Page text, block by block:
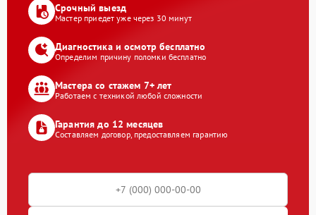
Срочный выезд
Мастер приедет уже через 30 минут
Диагностика и осмотр бесплатно
Определим причину поломки бесплатно
Мастера со стажем 7+ лет
Работаем с техникой любой сложности
Гарантия до 12 месяцев
Составляем договор, предоставляем гарантию